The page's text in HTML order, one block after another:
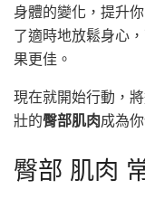
身體的變化，提升
了適時地放鬆身心
果更佳。
現在就開始行動，
壯的臀部肌肉成為
臀部 肌肉